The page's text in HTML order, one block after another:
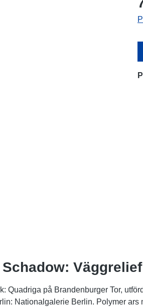
Quadriga på Brandenburger Tor,
Nationalgalerie Berlin. Polymer